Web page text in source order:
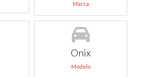
Marca
Onix
Modelo